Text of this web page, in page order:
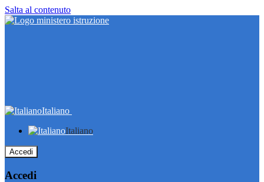
Salta al contenuto
Italiano
Italiano
Accedi
Accedi